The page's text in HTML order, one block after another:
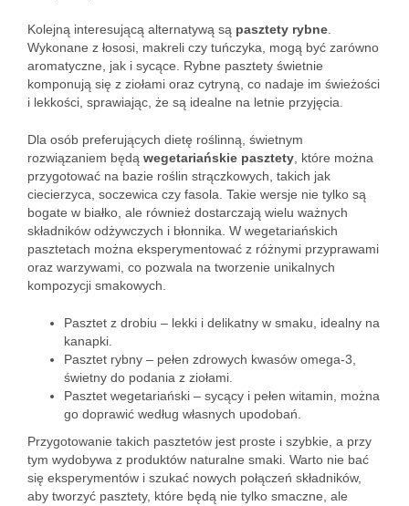
Kolejną interesującą alternatywą są pasztety rybne
Wykonane z łososi, makreli czy tuńczyka, mogą być zarówno
aromatyczne, jak i sycące. Rybne pasztety świetnie
komponują się z ziołami oraz cytryną, co nadaje im świeżości
i lekkości, sprawiając, że są idealne na letnie przyjęcia.
Dla osób preferujących dietę roślinną, świetnym
rozwiązaniem będą wegetariańskie pasztety , które można
przygotować na bazie roślin strączkowych, takich jak
ciecierzyca, soczewica czy fasola. Takie wersje nie tylko są
bogate w białko, ale również dostarczają wielu ważnych
składników odżywczych i błonnika. W wegetariańskich
pasztetach można eksperymentować z różnymi przyprawami
oraz warzywami, co pozwala na tworzenie unikalnych
kompozycji smakowych.
Pasztet z drobiu – lekki i delikatny w smaku, idealny na
kanapki.
Pasztet rybny – pełen zdrowych kwasów omega-3,
świetny do podania z ziołami.
Pasztet wegetariański – sycący i pełen witamin, można
go doprawić według własnych upodobań.
Przygotowanie takich pasztetów jest proste i szybkie, a przy
tym wydobywa z produktów naturalne smaki. Warto nie bać
się eksperymentów i szukać nowych połączeń składników,
aby tworzyć pasztety, które będą nie tylko smaczne, ale